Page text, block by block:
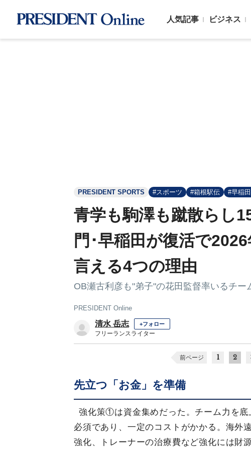
人気記事 ビジネス
PRESIDENT SPORTS #スポーツ #箱根駅伝 #早稲
青学も駒澤も蹴散らし
門･早稲田が復活で
言える4つの理由
OB瀬古利彦も"弟子"の花田監督率いるチー
PRESIDENT Online
清水 岳志 +フォロー
フリーランスライター
前ページ 1 2
先立つ「お金」を準備
強化策①は資金集めだった。チーム力を
必須であり、一定のコストがかかる。海外
強化、トレーナーの治療費など強化には財